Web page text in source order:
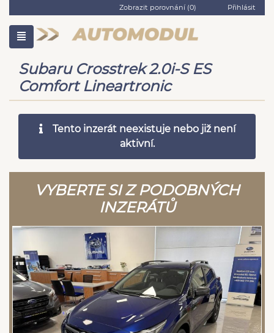
Zobrazit porovnání (0) Přihlásit
Subaru Crosstrek 2.0i-S ES
Comfort Lineartronic
Tento inzerát neexistuje nebo již není
aktivní.
VYBERTE SI Z PODOBNÝCH
INZERÁTŮ